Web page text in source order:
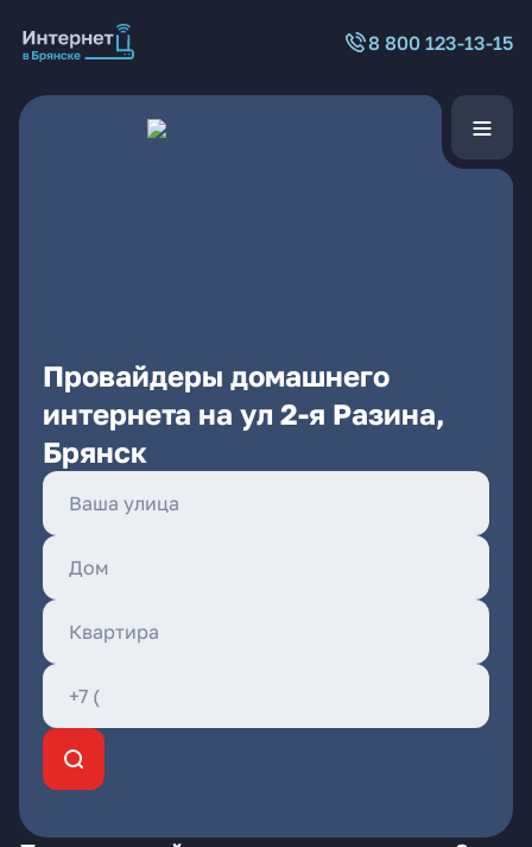
8 800 123-13-15
Провайдеры домашнего
интернета на ул 2-я Разина,
Брянск